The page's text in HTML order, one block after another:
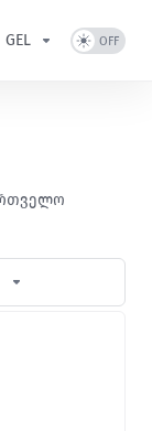
GEL